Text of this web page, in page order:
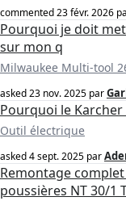
commented23 févr. 2026
Pourquoi je doit
sur mon q
Milwaukee Multi-tool
asked23 nov. 2025 par
Pourquoi le
Outil électrique
asked4 sept. 2025 par
Remontage
poussières NT 30/1